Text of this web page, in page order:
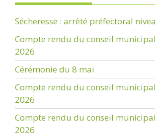
Sécheresse : arrêté préfectoral
Compte rendu du conseil
2026
Cérémonie du 8 mai
Compte rendu du conseil
2026
Compte rendu du conseil
2026